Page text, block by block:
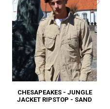
CHESAPEAKES - JUNGLE
JACKET RIPSTOP - SAND